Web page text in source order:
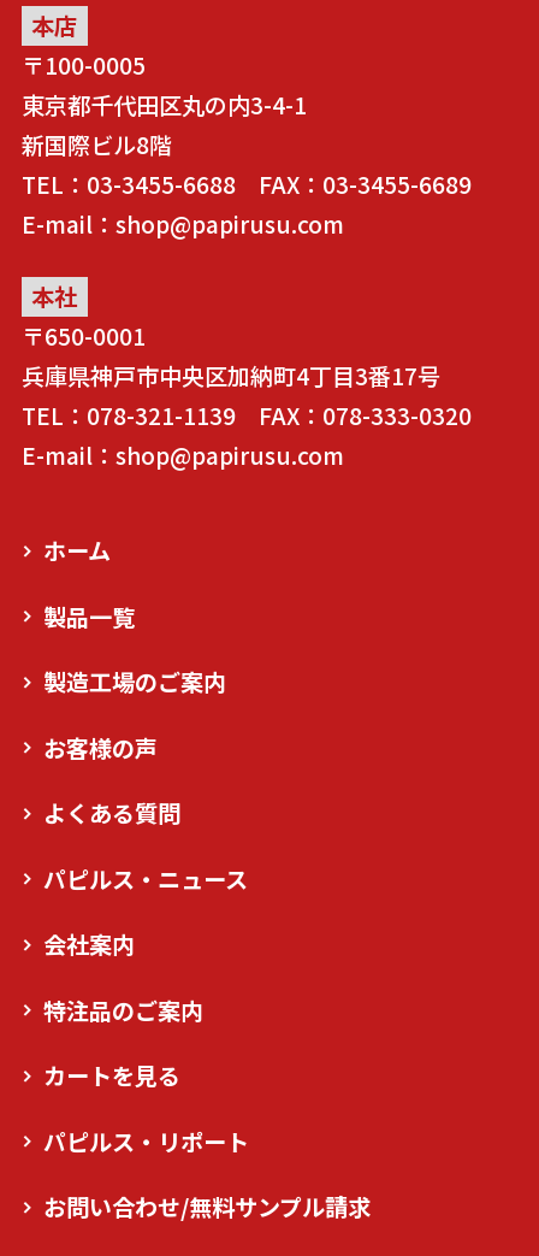
本店
〒100-0005
東京都千代田区丸の内3-4-1
新国際ビル8階
TEL：03-3455-6688 FAX：03-3455-6689
E-mail：shop@papirusu.com
本社
〒650-0001
兵庫県神戸市中央区加納町4丁目3番17号
TEL：078-321-1139 FAX：078-333-0320
E-mail：shop@papirusu.com
ホーム
製品一覧
製造工場のご案内
お客様の声
よくある質問
パピルス・ニュース
会社案内
特注品のご案内
カートを見る
パピルス・リポート
お問い合わせ/無料サンプル請求